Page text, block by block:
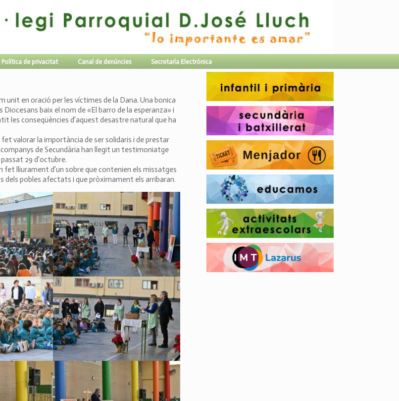
Política de privacitat Canal de denúncies Secretaría Electrónica
en oració per les víctimes de la Dana. Una bonica
baix el nom de «El barro de la esperanza» i
les conseqüències d’aquest desastre natural que ha
fet valorar la importància de ser solidaris i de prestar
de Secundària han llegit un testimoniatge
29 d’octubre.
lliurament d’un sobre que contenien els missatges
pobles afectats i que pròximament els arribaran.